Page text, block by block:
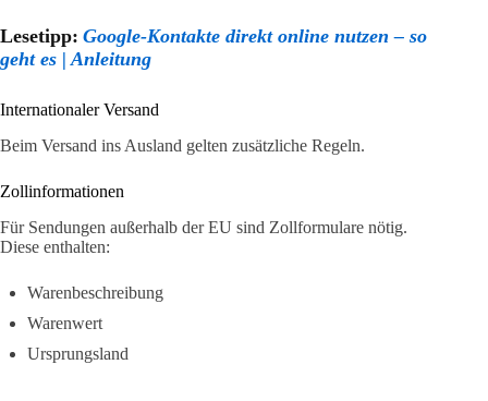
Lesetipp: Google-Kontakte direkt online nutzen – so
geht es | Anleitung
Internationaler Versand
Beim Versand ins Ausland gelten zusätzliche Regeln.
Zollinformationen
Für Sendungen außerhalb der EU sind Zollformulare nötig.
Diese enthalten:
Warenbeschreibung
Warenwert
Ursprungsland